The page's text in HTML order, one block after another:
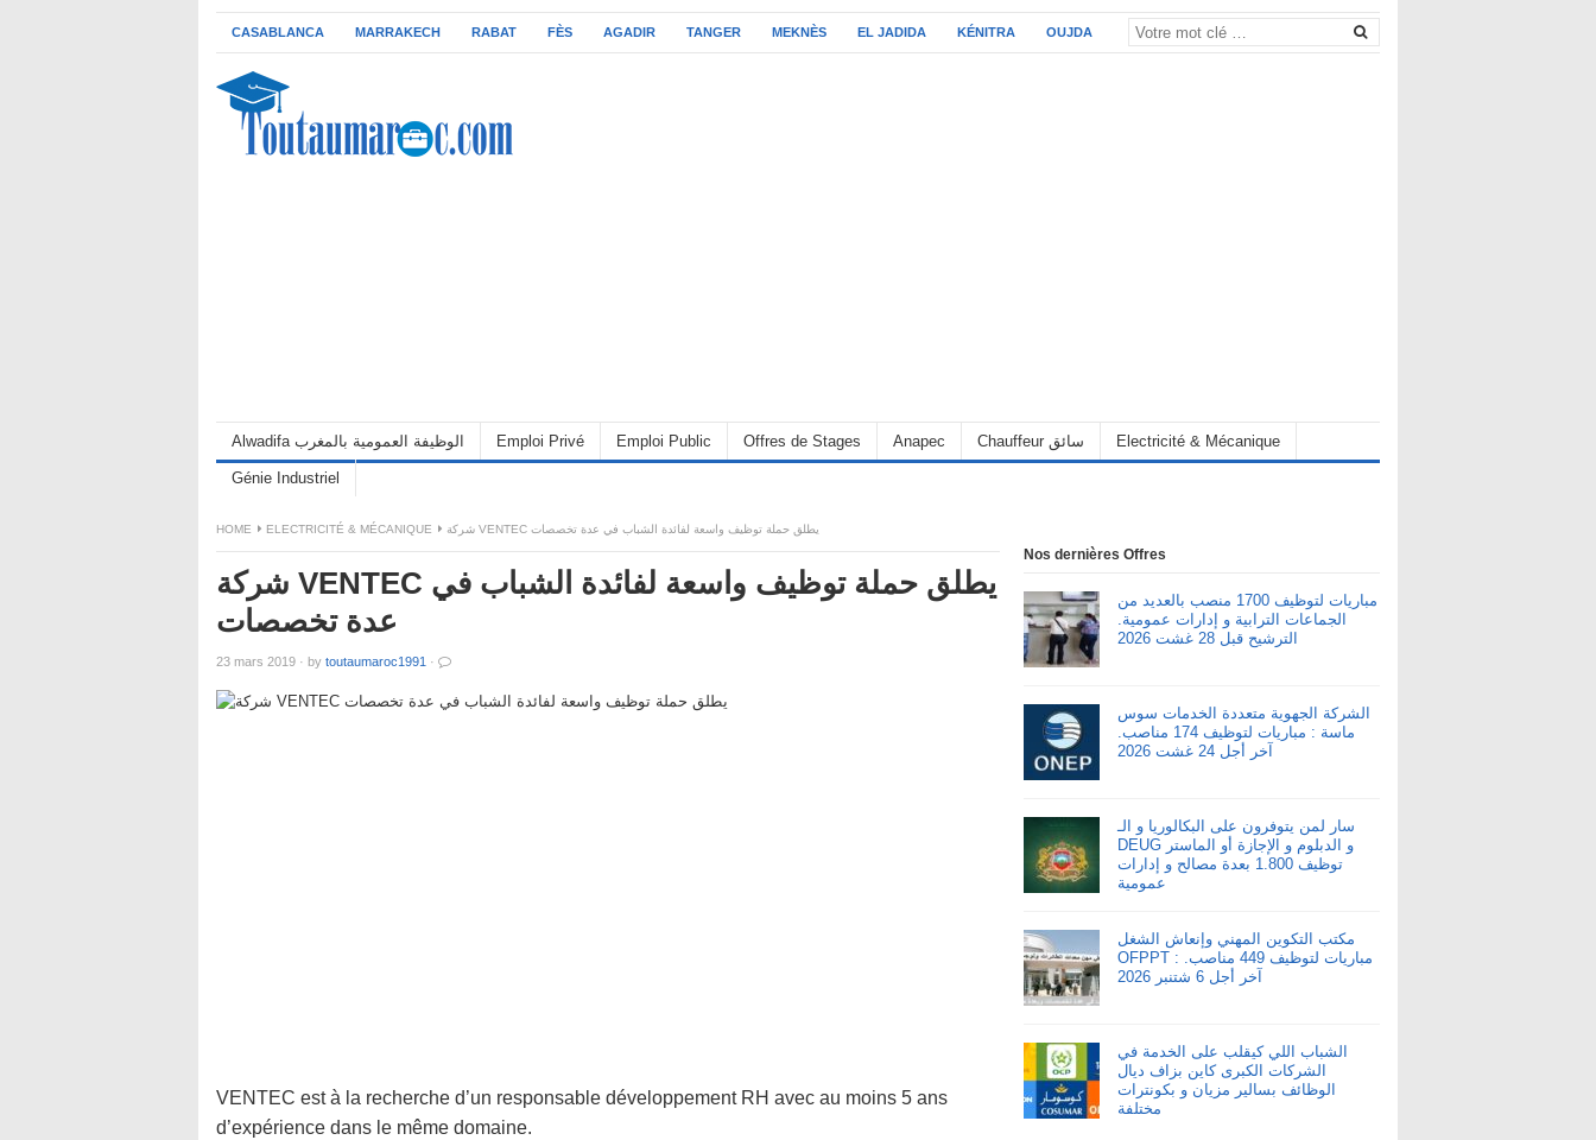
CASABLANCA MARRAKECH RABAT FÈS AGADIR TANGER MEKNÈS EL JADIDA KÉNITRA OUJDA
Alwadifa الوظيفة العمومية بالمغرب Emploi Privé Emploi Public Offres de Stages Anapec Chauffeur سائق Electricité & Mécanique
Génie Industriel
HOME ELECTRICITÉ & MÉCANIQUE شركة VENTEC يطلق حملة توظيف واسعة لفائدة الشباب في عدة تخصصات
شركة VENTEC يطلق حملة توظيف واسعة لفائدة الشباب في
عدة تخصصات
23 mars 2019 · by toutaumaroc1991 ·
VENTEC est à la recherche d’un responsable développement RH avec au moins 5 ans
d’expérience dans le même domaine.
Nos dernières Offres
مباريات لتوظيف 1700 منصب بالعديد من
الجماعات الترابية و إدارات عمومية.
الترشيح قبل 28 غشت 2026
الشركة الجهوية متعددة الخدمات سوس
ماسة : مباريات لتوظيف 174 مناصب.
آخر أجل 24 غشت 2026
سار لمن يتوفرون على البكالوريا و الـ
DEUG و الدبلوم و الإجازة أو الماستر
توظيف 1.800 بعدة مصالح و إدارات
عمومية
مكتب التكوين المهني وإنعاش الشغل
OFPPT : مباريات لتوظيف 449 مناصب.
آخر أجل 6 شتنبر 2026
الشباب اللي كيقلب على الخدمة في
الشركات الكبرى كاين بزاف ديال
الوظائف بسالير مزيان و بكونترات
مختلفة